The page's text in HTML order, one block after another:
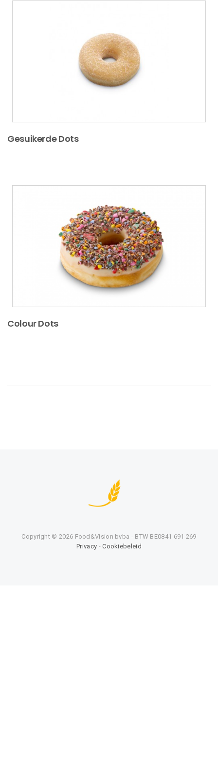
Gesuikerde Dots
Colour Dots
Copyright © 2026 Food&Vision bvba - BTW BE0841 691 269
Privacy -Cookiebeleid